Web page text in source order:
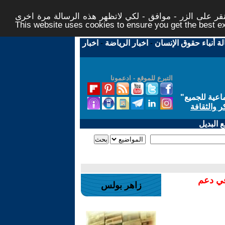
على الزر - موافق - لكي لاتظهر هذه الرسالة مرة اخرى -
This website uses cookies to ensure you get the best
أنباء حقوق الإنسان - اخبار الرياضة - اخبار
التبرع للموقع - ادعمونا
للجميع"
والثقافة
البديل
في دعم زاهر بولس